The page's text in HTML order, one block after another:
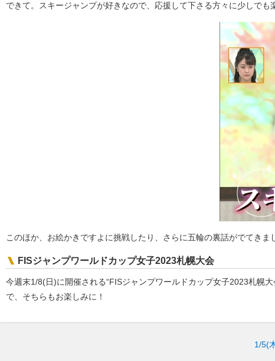
できて。スキージャンプが好きなので、応援して下さる方々に少しで
このほか、お絵かきですよに挑戦したり、さらに五輪の裏話がでてきま
FISジャンプワールドカップ女子2023札幌大会
今週末1/8(日)に開催される“FISジャンプワールドカップ女子2023札幌
で、そちらもお楽しみに！
1/5(